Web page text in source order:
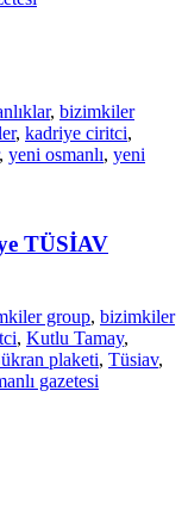
, bizimkiler
, kadriye ciritci,
, yeni osmanlı, yeni
TÜSİAV
group, bizimkiler
, Kutlu Tamay,
plaketi, Tüsiav,
gazetesi